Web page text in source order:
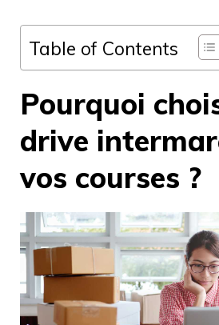
Table of Contents
Pourquoi
drive
vos courses ?